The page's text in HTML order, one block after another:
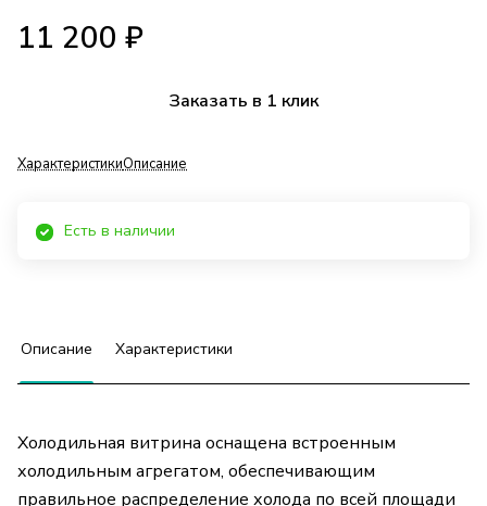
11 200 ₽
Заказать в 1 клик
ХарактеристикиОписание
Есть в наличии
Описание Характеристики
Холодильная витрина оснащена встроенным
холодильным агрегатом, обеспечивающим
правильное распределение холода по всей площади